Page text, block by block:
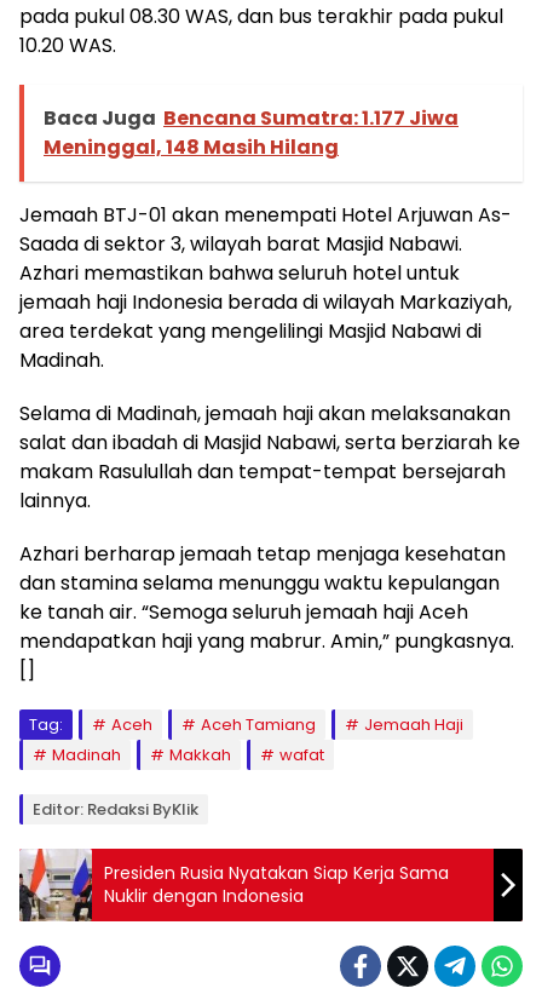
pada pukul 08.30 WAS, dan bus terakhir pada pukul
10.20 WAS.
Baca Juga Bencana Sumatra: 1.177 Jiwa
Meninggal, 148 Masih Hilang
Jemaah BTJ-01 akan menempati Hotel Arjuwan As-
Saada di sektor 3, wilayah barat Masjid Nabawi.
Azhari memastikan bahwa seluruh hotel untuk
jemaah haji Indonesia berada di wilayah Markaziyah,
area terdekat yang mengelilingi Masjid Nabawi di
Madinah.
Selama di Madinah, jemaah haji akan melaksanakan
salat dan ibadah di Masjid Nabawi, serta berziarah ke
makam Rasulullah dan tempat-tempat bersejarah
lainnya.
Azhari berharap jemaah tetap menjaga kesehatan
dan stamina selama menunggu waktu kepulangan
ke tanah air. “Semoga seluruh jemaah haji Aceh
mendapatkan haji yang mabrur. Amin,” pungkasnya.
[]
Tag: Aceh Aceh Tamiang
Jemaah Haji
Madinah
Makkah wafat
Editor: Redaksi ByKlik
Presiden Rusia Nyatakan Siap Kerja Sama
Nuklir dengan Indonesia